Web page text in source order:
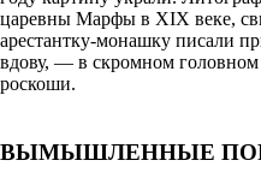
царевны Марфы в XIX веке,
арестантку-монашку писали
вдову, — в скромном головном
роскоши.
ВЫМЫШЛЕННЫЕ